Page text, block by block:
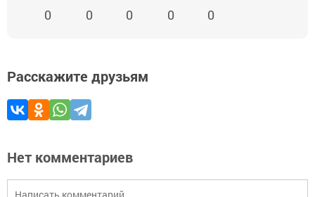
0 0 0 0 0
Расскажите друзьям
Нет комментариев